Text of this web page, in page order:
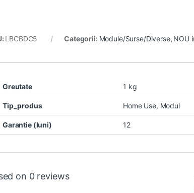
LBCBDC5 Categorii: Module/Surse/Diverse, NOU
Greutate 1 kg
Tip_produs Home Use, Modul
Garantie (luni) 12
on 0 reviews